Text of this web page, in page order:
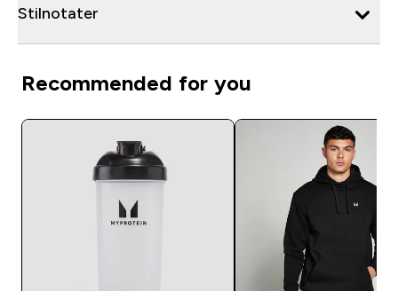
Stilnotater
Recommended for you